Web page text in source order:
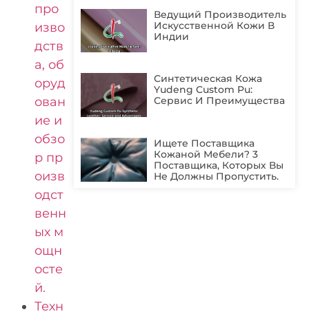
про
изво
дств
а, об
оруд
ован
ие и
обзо
р пр
оизв
одст
венн
ых м
ощн
осте
й.
Техн
Ведущий Производитель
Искусственной Кожи В
Индии
Синтетическая Кожа
Yudeng Custom Pu:
Сервис И Преимущества
Ищете Поставщика
Кожаной Мебели? 3
Поставщика, Которых Вы
Не Должны Пропустить.